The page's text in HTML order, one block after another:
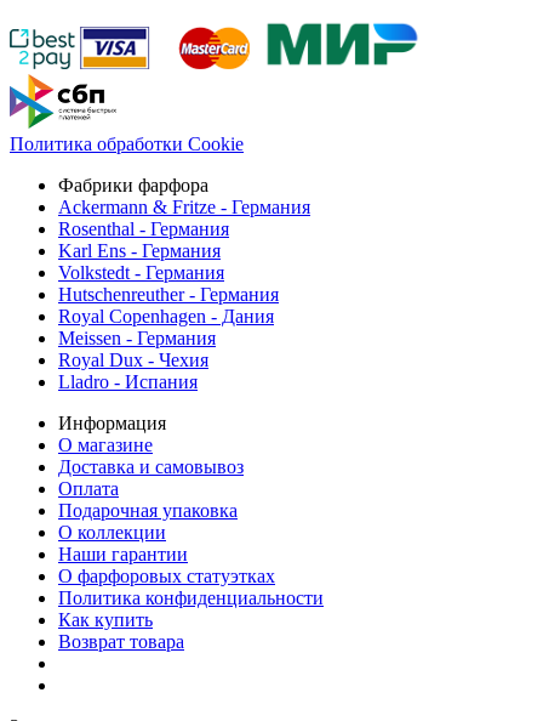
Политика обработки Cookie
Фабрики фарфора
Ackermann & Fritze - Германия
Rosenthal - Германия
Karl Ens - Германия
Volkstedt - Германия
Hutschenreuther - Германия
Royal Copenhagen - Дания
Meissen - Германия
Royal Dux - Чехия
Lladro - Испания
Информация
О магазине
Доставка и самовывоз
Оплата
Подарочная упаковка
О коллекции
Наши гарантии
О фарфоровых статуэтках
Политика конфиденциальности
Как купить
Возврат товара